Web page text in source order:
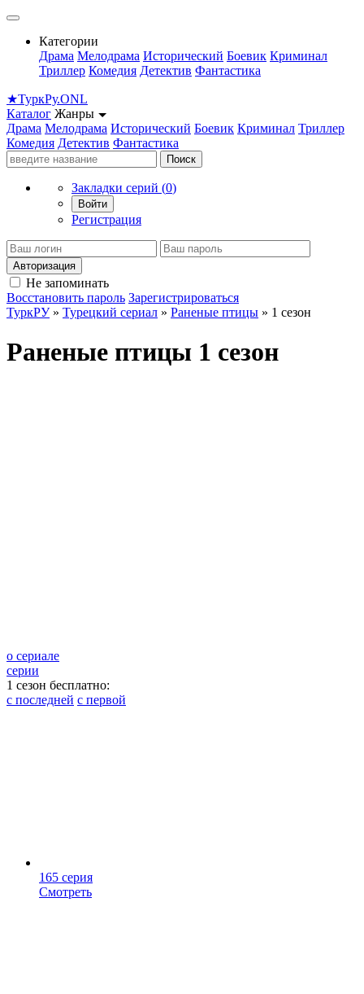
Категории
Драма Мелодрама Исторический Боевик Криминал
Триллер Комедия Детектив Фантастика
★ТуркРу.ONL
Каталог Жанры
Драма Мелодрама Исторический Боевик Криминал Триллер
Комедия Детектив Фантастика
Поиск
Закладки серий (0)
Войти
Регистрация
Авторизация
Не запоминать
Восстановить пароль Зарегистрироваться
ТуркРУ» Турецкий сериал » Раненые птицы » 1 сезон
Раненые птицы 1 сезон
о сериале
серии
1 сезон бесплатно:
с последней с первой
165 серия
Смотреть